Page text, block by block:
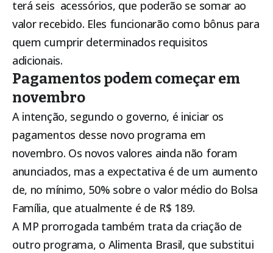
terá seis acessórios, que poderão se somar ao
valor recebido. Eles funcionarão como bônus para
quem cumprir determinados requisitos
adicionais.
Pagamentos podem começar em
novembro
A intenção, segundo o governo, é iniciar os
pagamentos desse novo programa em
novembro. Os novos valores ainda não foram
anunciados, mas a expectativa é de um aumento
de, no mínimo, 50% sobre o valor médio do Bolsa
Família, que atualmente é de R$ 189.
A MP prorrogada também trata da criação de
outro programa, o Alimenta Brasil, que substitui